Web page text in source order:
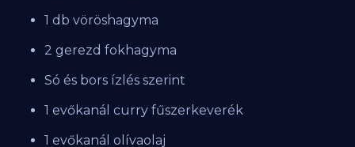
1 db vöröshagyma
2 gerezd fokhagyma
Só és bors ízlés szerint
1 evőkanál curry fűszerkeverék
1 evőkanál olívaolaj